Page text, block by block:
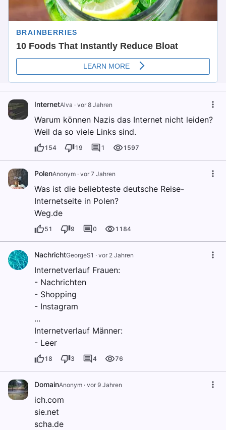
InternetAlva · vor 8 Jahren
Warum können Nazis das Internet nicht leiden?
Weil da so viele Links sind.
154 19 1 1597
PolenAnonym · vor 7 Jahren
Was ist die beliebteste deutsche Reise-
Internetseite in Polen?
Weg.de
51 9 0 1184
NachrichtGeorgeS1 · vor 2 Jahren
Internetverlauf Frauen:
- Nachrichten
- Shopping
- Instagram
...
Internetverlauf Männer:
- Leer
18 3 4 76
DomainAnonym · vor 9 Jahren
ich.com
sie.net
scha.de